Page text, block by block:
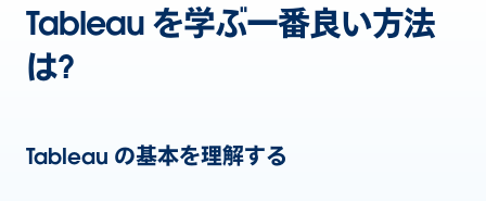
Tableau を学ぶ一番良い方法
は?
Tableau の基本を理解する